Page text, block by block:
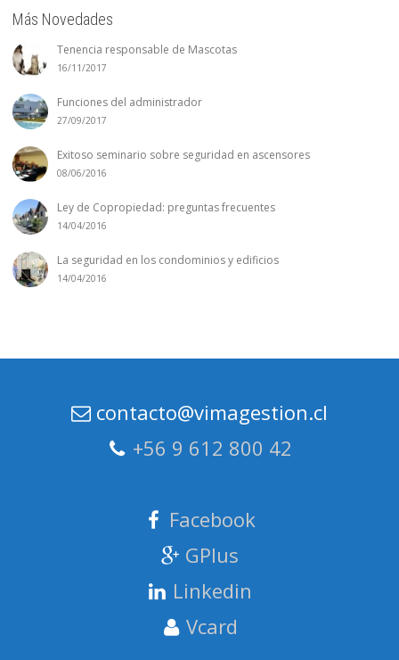
Más Novedades
Tenencia responsable de Mascotas
16/11/2017
Funciones del administrador
27/09/2017
Exitoso seminario sobre seguridad en ascensores
08/06/2016
Ley de Copropiedad: preguntas frecuentes
14/04/2016
La seguridad en los condominios y edificios
14/04/2016
contacto@vimagestion.cl
+56 9 612 800 42
Facebook
GPlus
Linkedin
Vcard